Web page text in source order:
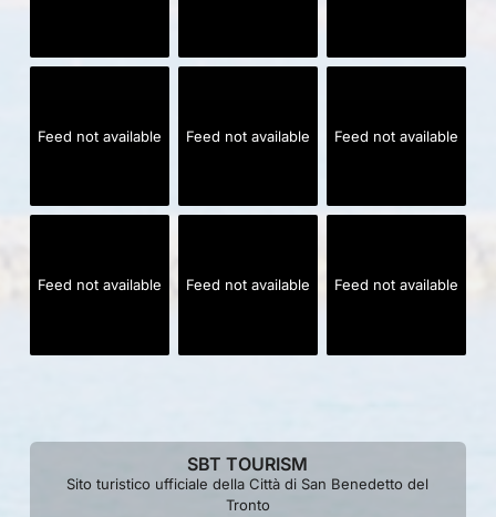
Feed not available Feed not available Feed not available
Feed not available Feed not available Feed not available
SBT TOURISM
Sito turistico ufficiale della Città di San Benedetto del
Tronto